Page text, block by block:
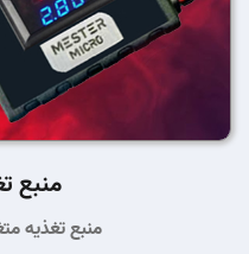
منبع
منبع تغذیه